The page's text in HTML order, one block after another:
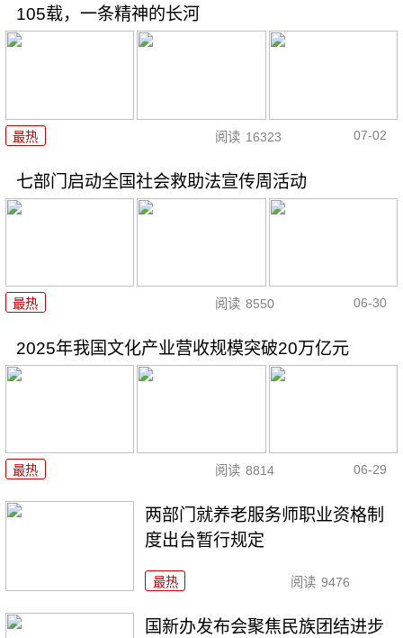
105载，一条精神的长河
最热 阅读 16323 07-02
七部门启动全国社会救助法宣传周活动
最热 阅读 8550 06-30
2025年我国文化产业营收规模突破20万亿元
最热 阅读 8814 06-29
两部门就养老服务师职业资格制
度出台暂行规定
最热 阅读 9476
国新办发布会聚焦民族团结进步